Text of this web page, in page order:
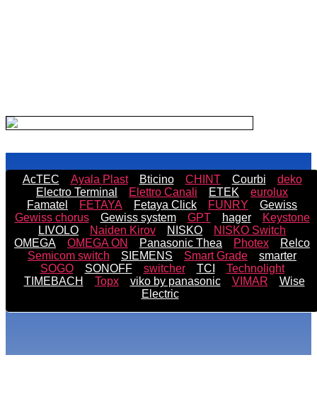
AcTEC Ayala Plast Bticino CHINT Courbi
deko
Electro Terminal
Elettro Canali ETEK
eurolux
Famatel
FETAYA Fetaya Click FUNRY
Gewiss
Gewiss chorus
Gewiss system GPT hager
Keystone
LIVOLO
Naiden Kirov NISKO
NISKO Switch
OMEGA
OMEGA ON Panasonic Thea Photex
Relco
Semicom switch
SIEMENS Smart Grade
smarter
SOGO
SONOFF switcher TCI
Technolight
TIMEBACH
Topx viko by panasonic VIMAR
Wise
Electric